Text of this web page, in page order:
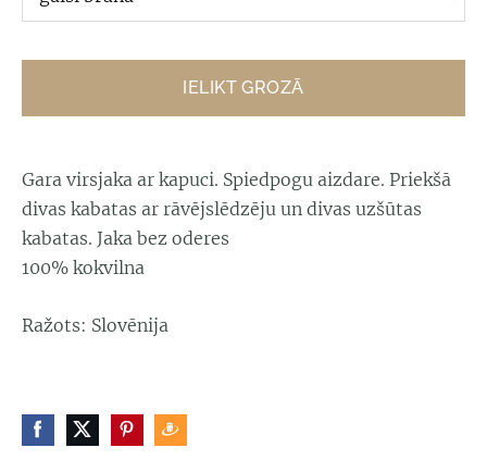
IELIKT GROZĀ
Gara virsjaka ar kapuci. Spiedpogu aizdare. Priekšā
divas kabatas ar rāvējslēdzēju un divas uzšūtas
kabatas. Jaka bez oderes
100% kokvilna
Ražots: Slovēnija